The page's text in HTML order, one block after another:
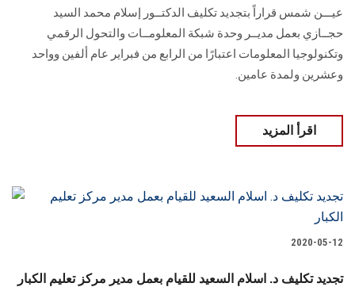
عيـــن شمس قراراً بتجديد تكليف الدكتــور إسلام محمد السيد
حجــازي بعمل مديــر وحدة شبكة المعلومــات والتحول الرقمي
وتكنولوجيا المعلومات اعتبارًا من الرابع من فبراير عام ألفين وواحد
وعشرين ولمدة عامين.
اقرأ المزيد
2020-05-12
تجديد تكليف د. اسلام السعيد للقيام بعمل مدير مركز تعليم الكبار